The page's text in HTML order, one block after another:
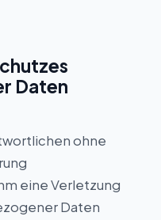
Daten
ohne
eine Verletzung
Daten